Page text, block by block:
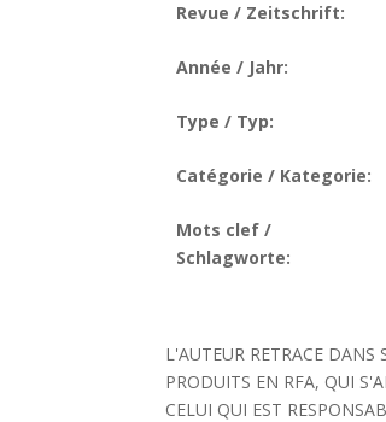
Revue / Zeitschrift:
Année / Jahr:
Type / Typ:
Catégorie / Kategorie:
Mots clef /
Schlagworte:
L'AUTEUR RETRACE
PRODUITS EN RFA, QUI
CELUI QUI EST